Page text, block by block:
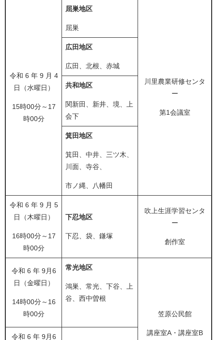
令和 6 年 9 月 4
日（水曜日）
15時00分～17
時00分
屈巣地区
屈巣
川里農業研修センタ
ー
第1会議室
広田地区
広田、北根、赤城
共和地区
関新田、新井、境、上
会下
箕田地区
箕田、中井、三ツ木、
川面、寺谷、
市ノ縄、八幡田
令和 6 年 9 月 5
日（木曜日）
16時00分～17
時00分
下忍地区
下忍、袋、鎌塚
吹上生涯学習センタ
ー
創作室
令和 6 年 9月6
日（金曜日）
14時00分～16
時00分
常光地区
鴻巣、常光、下谷、上
谷、西中曽根
笠原公民館
講座室A・講座室B
令和 6 年 9月6